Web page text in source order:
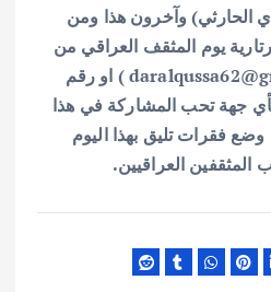
الحارثي) وآخرون هذا ومن
يوم المثقف العراقي من
خلال الايميل ( daralqussa62@gmail.com ) او رقم
07801129727 بأي جهة تحب المشاركة في هذا
فقرات تليق بهذا اليوم
العراقيين.